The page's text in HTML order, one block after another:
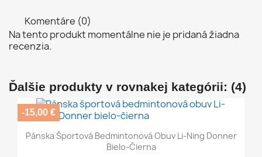
Komentáre (0)
Na tento produkt momentálne nie je pridaná žiadna
recenzia.
Ďalšie produkty v rovnakej kategórii: (4)
Pánska Športová Bedmintonová Obuv Li-Ning Donner
Bielo-Čierna
-15,00 €